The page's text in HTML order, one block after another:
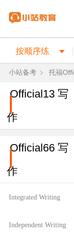
按顺序练
小站备考
Official13 写
作
Official66 写
作
Integrated Writing
Independent Writing